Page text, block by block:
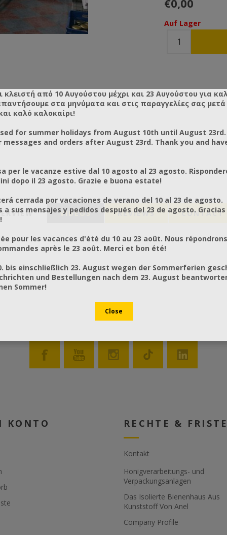
€0,00
Auf Lager
VIDEOS REVIEWS CONTACT
KONTO RECHTE &
Kontakt
Honigverarbeitungs- und
Verpackungsanlagen
Das Isolierte Bienenhaus Aus
Kunststoff Von Anel
Company Profile
κλειστή από 10 Αυγούστου μέχρι και 23 Αυγούστου για
στα μηνύματα και στις παραγγελίες σας μετά
καλό καλοκαίρι!
for summer holidays from August 10th until August
messages and orders after August 23rd. Thank you and
per le vacanze estive dal 10 agosto al 23 agosto.
dopo il 23 agosto. Grazie e buona estate!
cerrada por vacaciones de verano del 10 al 23 de agosto.
a sus mensajes y pedidos después del 23 de agosto.
pour les vacances d'été du 10 au 23 août. Nous
après le 23 août. Merci et bon été!
bis einschließlich 23. August wegen der Sommerferien
und Bestellungen nach dem 23. August
Sommer!